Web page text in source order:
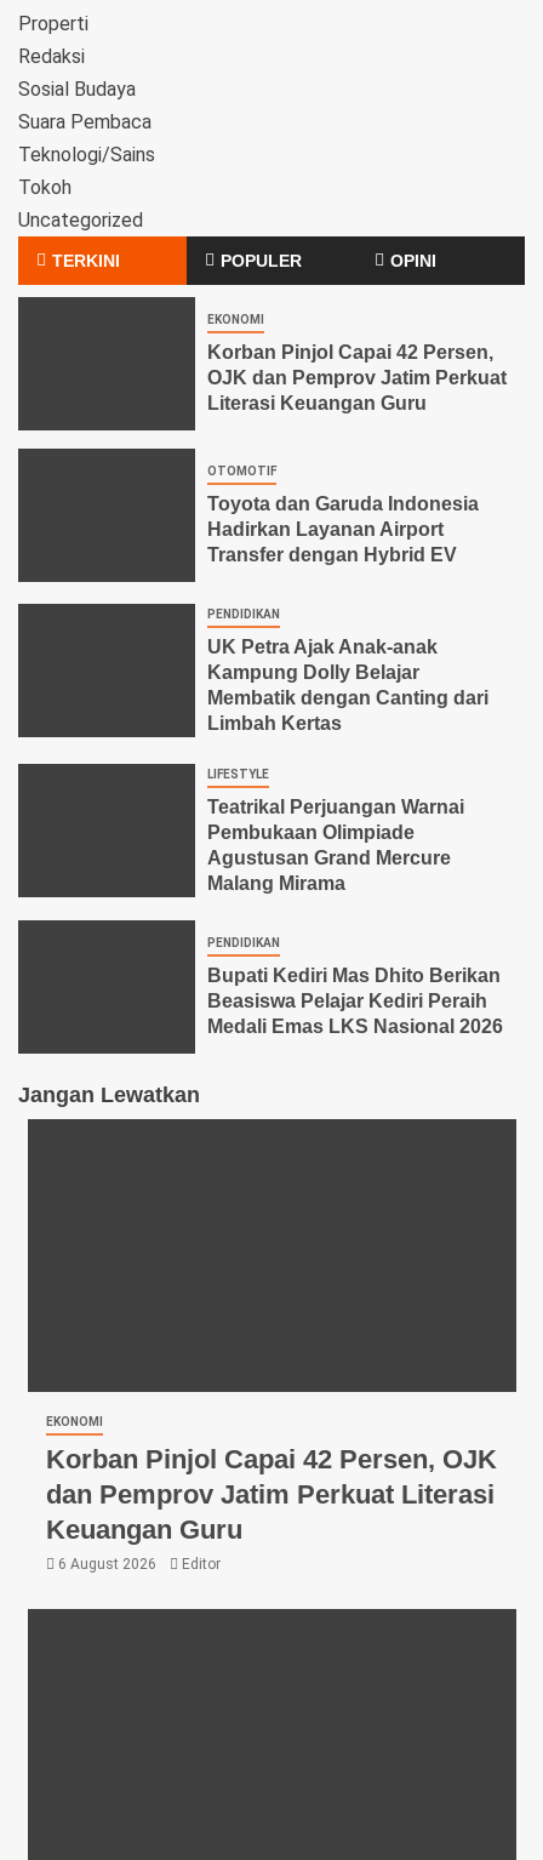
Properti
Redaksi
Sosial Budaya
Suara Pembaca
Teknologi/Sains
Tokoh
Uncategorized
TERKINI POPULER OPINI
EKONOMI
Korban Pinjol Capai 42 Persen,
OJK dan Pemprov Jatim Perkuat
Literasi Keuangan Guru
OTOMOTIF
Toyota dan Garuda Indonesia
Hadirkan Layanan Airport
Transfer dengan Hybrid EV
PENDIDIKAN
UK Petra Ajak Anak-anak
Kampung Dolly Belajar
Membatik dengan Canting dari
Limbah Kertas
LIFESTYLE
Teatrikal Perjuangan Warnai
Pembukaan Olimpiade
Agustusan Grand Mercure
Malang Mirama
PENDIDIKAN
Bupati Kediri Mas Dhito Berikan
Beasiswa Pelajar Kediri Peraih
Medali Emas LKS Nasional 2026
Jangan Lewatkan
EKONOMI
Korban Pinjol Capai 42 Persen, OJK
dan Pemprov Jatim Perkuat Literasi
Keuangan Guru
6 August 2026 Editor